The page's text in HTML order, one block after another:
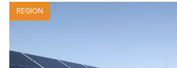
REGION